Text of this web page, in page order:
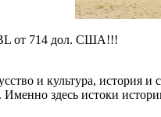
от 714 дол. США!!!
и культура, история
здесь истоки